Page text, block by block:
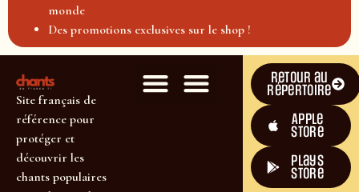
monde
Des promotions exclusives sur le shop !
Site français de
référence pour
protéger et
découvrir les
chants populaires
Retour au
répertoire
Apple
Store
plays
store